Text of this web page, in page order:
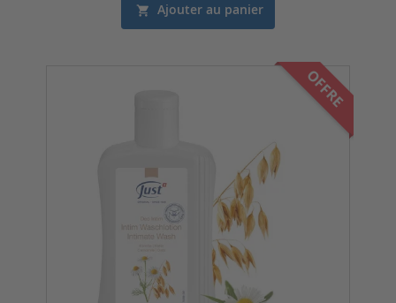
Ajouter au panier
OFFRE